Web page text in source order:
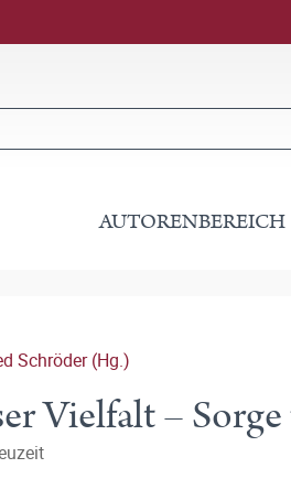
AUTORENBEREICH
Schröder (Hg.)
Vielfalt –